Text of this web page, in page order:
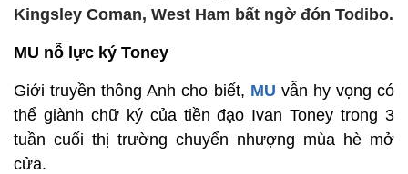
Kingsley Coman, West Ham bất ngờ đón Todibo.
MU nỗ lực ký Toney
Giới truyền thông Anh cho biết, MU vẫn hy vọng có
thể giành chữ ký của tiền đạo Ivan Toney trong 3
tuần cuối thị trường chuyển nhượng mùa hè mở
cửa.